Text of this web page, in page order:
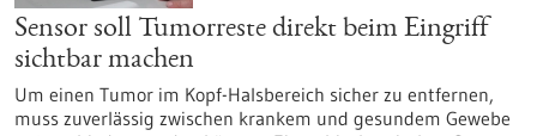
Sensor soll Tumorreste direkt beim Eingriff
sichtbar machen
Um einen Tumor im Kopf-Halsbereich sicher zu entfernen,
muss zuverlässig zwischen krankem und gesundem Gewebe